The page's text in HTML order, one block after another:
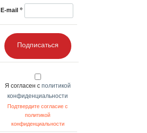
E-mail *
Подписаться
Я согласен с политикой
конфиденциальности
Подтвердите согласие с
политикой
конфиденциальности